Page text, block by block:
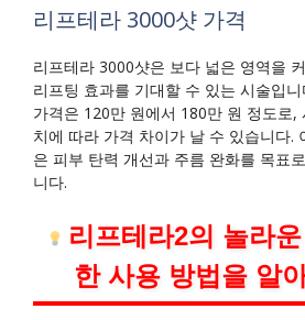
리프테라 3000샷 가격
리프테라 3000샷은 보다 넓은 영역을
리프팅 효과를 기대할 수 있는 시술입
가격은 120만 원에서 180만 원 정도로,
치에 따라 가격 차이가 날 수 있습니다.
은 피부 탄력 개선과 주름 완화를 목표
니다.
리프테라2의 놀라
한 사용 방법을 알